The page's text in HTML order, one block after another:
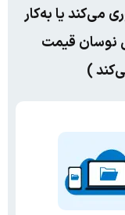
می‌کند یا به‌کار
نوسان قیمت
)